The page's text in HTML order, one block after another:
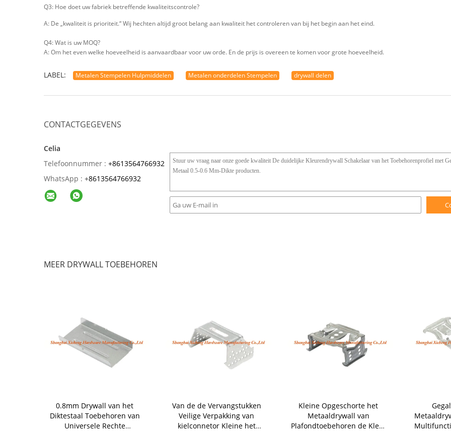
Q3: Hoe doet uw fabriek betreffende kwaliteitscontrole?
A: De „kwaliteit is prioriteit.“ Wij hechten altijd groot belang aan kwaliteit het controleren van bij het begin aan het eind.
Q4: Wat is uw MOQ?
A: Om het even welke hoeveelheid is aanvaardbaar voor uw orde. En de prijs is overeen te komen voor grote hoeveelheid.
LABEL: Metalen Stempelen Hulpmiddelen Metalen onderdelen Stempelen drywall delen
CONTACTGEGEVENS
Celia
Telefoonnummer : +8613564766932
WhatsApp : +8613564766932
MEER DRYWALL TOEBEHOREN
0.8mm Drywall van het
Diktestaal Toebehoren van
Universele Rechte
Van de de Vervangstukken
Veilige Verpakking van
kielconnetor Kleine het
Kleine Opgeschorte het
Metaaldrywall van
Plafondtoebehoren de Klem